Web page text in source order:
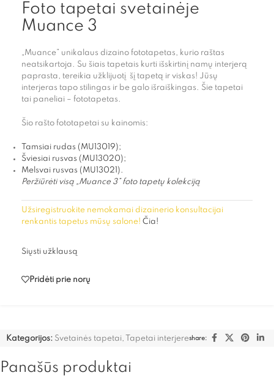
Foto tapetai svetainėje
Muance 3
„Muance” unikalaus dizaino fototapetas, kurio raštas
neatsikartoja. Su šiais tapetais kurti išskirtinį namų interjerą
paprasta, tereikia užklijuotį šį tapetą ir viskas! Jūsų
interjeras tapo stilingas ir be galo išraiškingas. Šie tapetai
tai paneliai – fototapetas.
Šio rašto fototapetai su kainomis:
Tamsiai rudas (MU13019);
Šviesiai rusvas (MU13020);
Melsvai rusvas (MU13021).
Peržiūrėti visą „Muance 3” foto tapetų kolekciją
Užsiregistruokite nemokamai dizainerio konsultacijai
renkantis tapetus mūsų salone! Čia!
Siųsti užklausą
Pridėti prie norų
Kategorijos: Svetainės tapetai, Tapetai interjereshare:
Panašūs produktai